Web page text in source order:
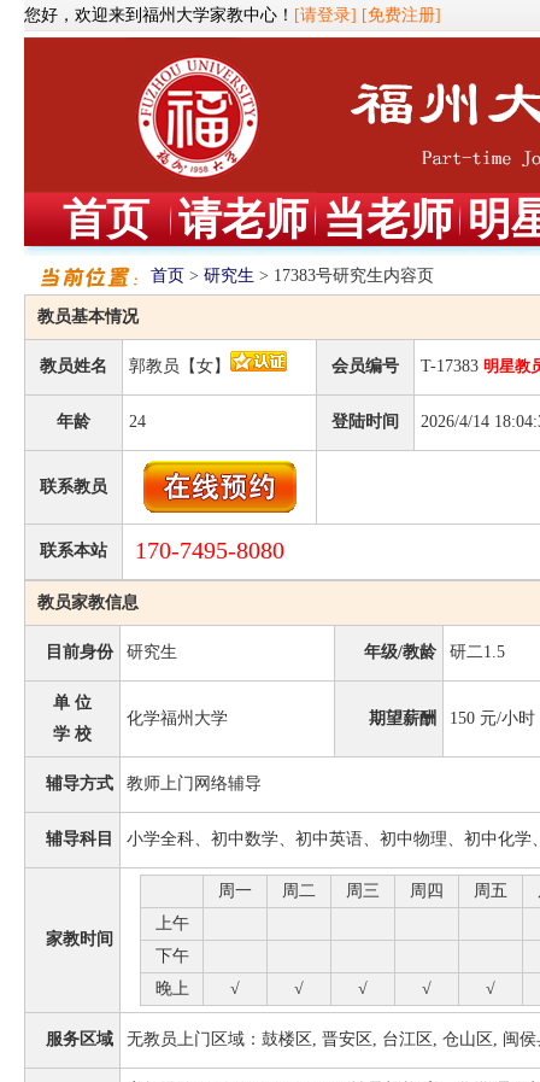
您好，欢迎来到福州大学家教中心！ [请登录] [免费注册]
首页 请老师 当老师 明
首页 > 研究生 > 17383号研究生内容页
教员基本情况
教员姓名 郭教员【女】 会员编号 T-17383 明星教
年龄 24 登陆时间 2026/4/14
联系教员
联系本站 170-7495-8080
教员家教信息
目前身份 研究生 年级/教龄 研二1.5
单 位
学 校
化学福州大学 期望薪酬 150 元/小时
辅导方式 教师上门网络辅导
辅导科目 小学全科、初中数学、初中英语、初中物理、初中化
家教时间
周一 周二 周三 周四 周五
上午
下午
晚上
√ √ √ √ √
服务区域 无教员上门区域：鼓楼区, 晋安区, 台江区, 仓山区, 闽侯